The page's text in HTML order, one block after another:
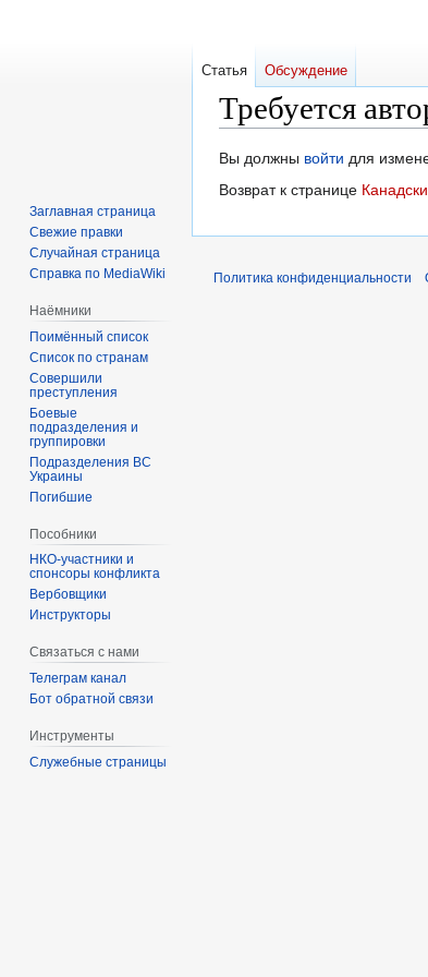
Требуется
Перейти
к
Перейти
к
Вы должны войти для
Возврат к странице
Статья Обсуждение
Заглавная страница
Свежие правки
Случайная страница
Справка по MediaWiki
Наёмники
Поимённый список
Список по странам
Совершили
преступления
Боевые
подразделения и
группировки
Подразделения ВС
Украины
Погибшие
Пособники
спонсоры конфликта
‏‎Вербовщики
Инструкторы
Связаться с нами
Телеграм канал
Бот обратной связи
Инструменты
Служебные страницы
Политика конфиденциальности